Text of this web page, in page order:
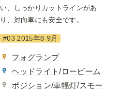
い、しっかりカットラインがあ
り、対向車にも安全です。
#03 2015年8-9月
フォグランプ
ヘッドライト/ロービーム
ポジション/車幅灯/スモー